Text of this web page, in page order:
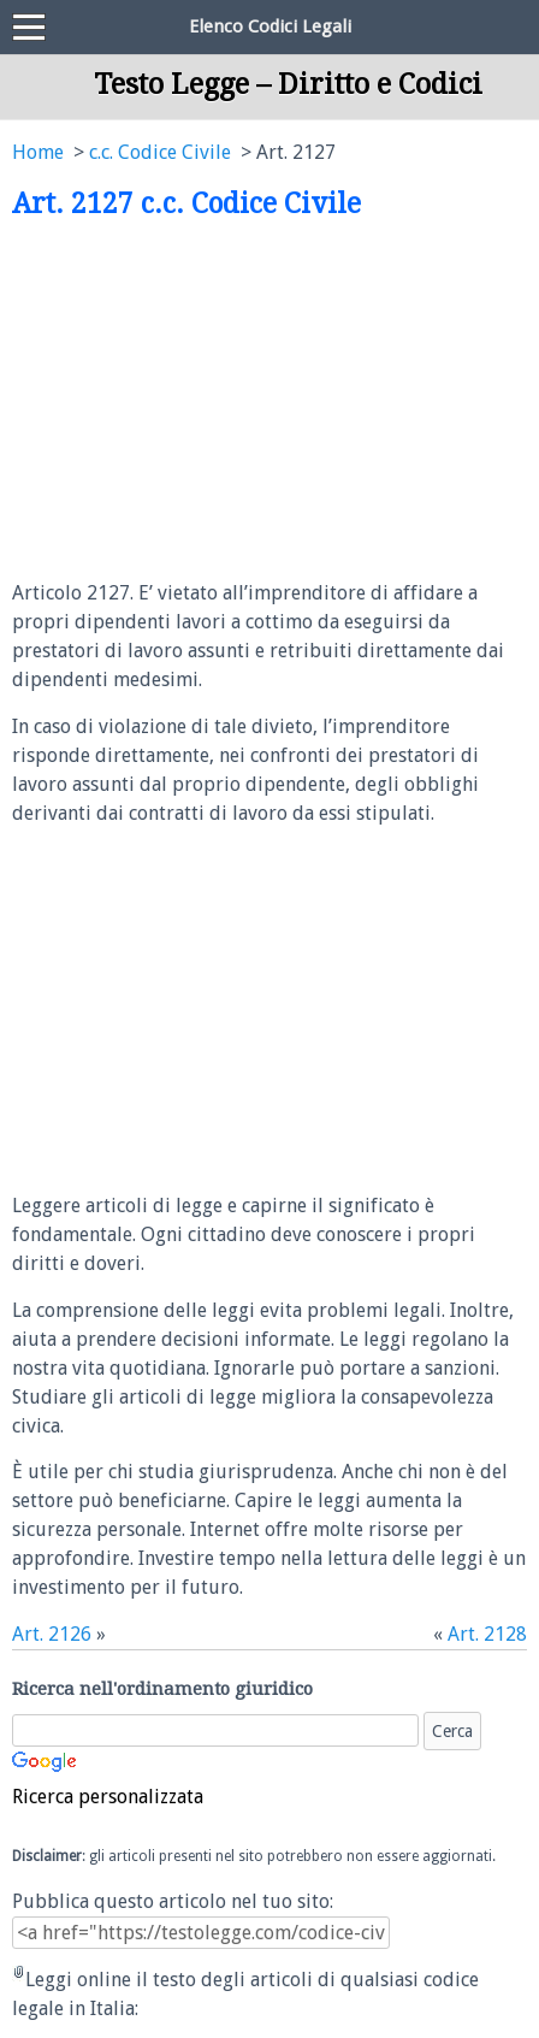
Elenco Codici Legali
Testo Legge – Diritto e Codici
Home c.c. Codice Civile Art. 2127
Art. 2127 c.c. Codice Civile
Articolo 2127. E’ vietato all’imprenditore di affidare a
propri dipendenti lavori a cottimo da eseguirsi da
prestatori di lavoro assunti e retribuiti direttamente dai
dipendenti medesimi.
In caso di violazione di tale divieto, l’imprenditore
risponde direttamente, nei confronti dei prestatori di
lavoro assunti dal proprio dipendente, degli obblighi
derivanti dai contratti di lavoro da essi stipulati.
Leggere articoli di legge e capirne il significato è
fondamentale. Ogni cittadino deve conoscere i propri
diritti e doveri.
La comprensione delle leggi evita problemi legali. Inoltre,
aiuta a prendere decisioni informate. Le leggi regolano la
nostra vita quotidiana. Ignorarle può portare a sanzioni.
Studiare gli articoli di legge migliora la consapevolezza
civica.
È utile per chi studia giurisprudenza. Anche chi non è del
settore può beneficiarne. Capire le leggi aumenta la
sicurezza personale. Internet offre molte risorse per
approfondire. Investire tempo nella lettura delle leggi è un
investimento per il futuro.
Art. 2126 » « Art. 2128
Ricerca nell'ordinamento giuridico
Ricerca personalizzata
Disclaimer: gli articoli presenti nel sito potrebbero non essere aggiornati.
Pubblica questo articolo nel tuo sito:
Leggi online il testo degli articoli di qualsiasi codice
legale in Italia: